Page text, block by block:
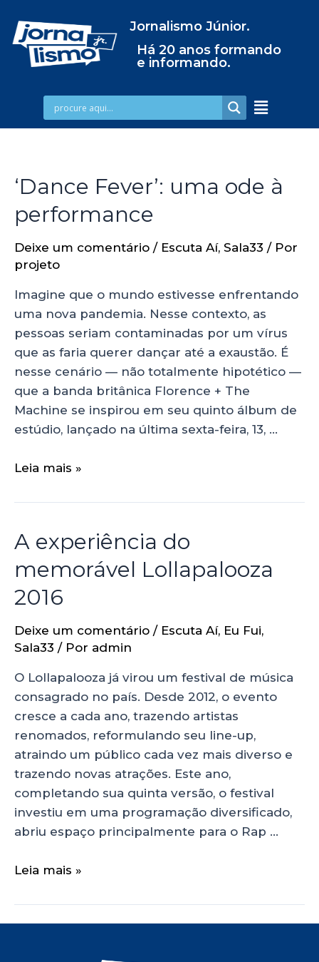
Jornalismo Júnior.
Há 20 anos formando
e informando.
‘Dance Fever’: uma ode à
performance
Deixe um comentário / Escuta Aí, Sala33 / Por
projeto
Imagine que o mundo estivesse enfrentando
uma nova pandemia. Nesse contexto, as
pessoas seriam contaminadas por um vírus
que as faria querer dançar até a exaustão. É
nesse cenário — não totalmente hipotético —
que a banda britânica Florence + The
Machine se inspirou em seu quinto álbum de
estúdio, lançado na última sexta-feira, 13, …
Leia mais »
A experiência do
memorável Lollapalooza
2016
Deixe um comentário / Escuta Aí, Eu Fui,
Sala33 / Por admin
O Lollapalooza já virou um festival de música
consagrado no país. Desde 2012, o evento
cresce a cada ano, trazendo artistas
renomados, reformulando seu line-up,
atraindo um público cada vez mais diverso e
trazendo novas atrações. Este ano,
completando sua quinta versão, o festival
investiu em uma programação diversificado,
abriu espaço principalmente para o Rap …
Leia mais »